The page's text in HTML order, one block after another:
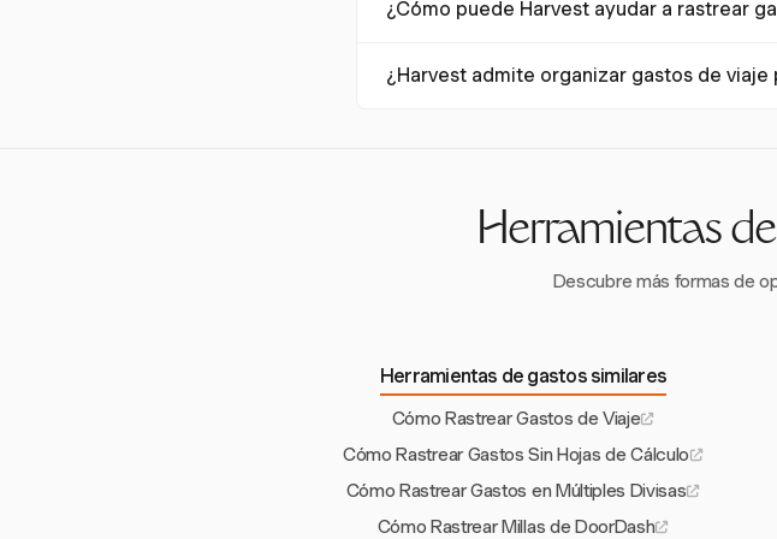
seguimiento de gastos como Harvest, que
¿Cómo puede Harvest ayudar a rastrear
aplicación. Puedes adjuntar recibos y
¿Harvest admite organizar gastos de viaje
Herramientas
Descubre más formas de
Herramientas de gastos similares
Cómo Rastrear Gastos de Viaje
Cómo Rastrear Gastos Sin Hojas de Cálculo
Cómo Rastrear Gastos en Múltiples Divisas
Cómo Rastrear Millas de DoorDash